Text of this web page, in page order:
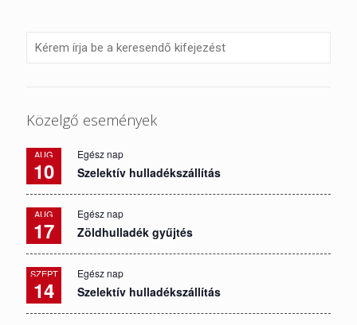
Közelgő események
AUG
10
Egész nap
Szelektív hulladékszállítás
AUG
17
Egész nap
Zöldhulladék gyűjtés
SZEPT
14
Egész nap
Szelektív hulladékszállítás